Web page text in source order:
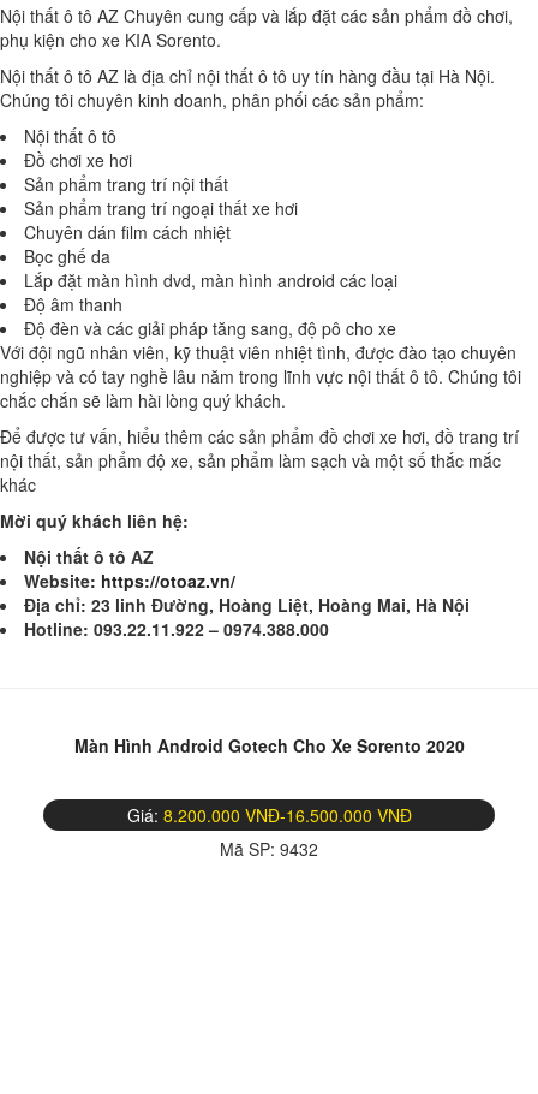
Nội thất ô tô AZ Chuyên cung cấp và lắp đặt các sản phẩm đồ chơi,
phụ kiện cho xe KIA Sorento.
Nội thất ô tô AZ là địa chỉ nội thất ô tô uy tín hàng đầu tại Hà Nội.
Chúng tôi chuyên kinh doanh, phân phối các sản phẩm:
Nội thất ô tô
Đồ chơi xe hơi
Sản phẩm trang trí nội thất
Sản phẩm trang trí ngoại thất xe hơi
Chuyên dán film cách nhiệt
Bọc ghế da
Lắp đặt màn hình dvd, màn hình android các loại
Độ âm thanh
Độ đèn và các giải pháp tăng sang, độ pô cho xe
Với đội ngũ nhân viên, kỹ thuật viên nhiệt tình, được đào tạo chuyên
nghiệp và có tay nghề lâu năm trong lĩnh vực nội thất ô tô. Chúng tôi
chắc chắn sẽ làm hài lòng quý khách.
Để được tư vấn, hiểu thêm các sản phẩm đồ chơi xe hơi, đồ trang trí
nội thất, sản phẩm độ xe, sản phẩm làm sạch và một số thắc mắc
khác
Mời quý khách liên hệ:
Nội thất ô tô AZ
Website: https://otoaz.vn/
Địa chỉ: 23 linh Đường, Hoàng Liệt, Hoàng Mai, Hà Nội
Hotline: 093.22.11.922 – 0974.388.000
Màn Hình Android Gotech Cho Xe Sorento 2020
Giá: 8.200.000 VNĐ-16.500.000 VNĐ
Mã SP: 9432